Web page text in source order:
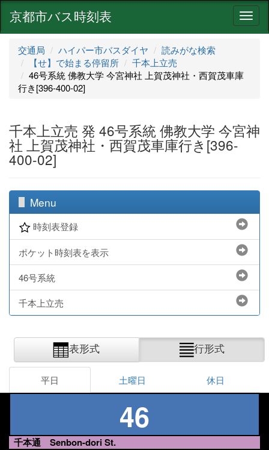
ナ
ビ
京都市バス時刻表
交通局 ハイパー市バスダイヤ
読みがな検索
【せ】で始まる停留所
千本上立売
46号系統 佛教大学 今宮神社 上賀茂神社・西賀茂車庫
行き[396-400-02]
千本上立売 発 46号系統 佛教大学 今宮神
社 上賀茂神社・西賀茂車庫行き[396-
400-02]
Menu
時刻表登録
ポケット時刻表を表示
46号系統
千本上立売
表形式 行形式
平日 土曜日 休日
46
千本通 Senbon-dori St.